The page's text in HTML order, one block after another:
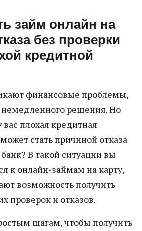
займ онлайн на
без проверки
кредитной
финансовые проблемы,
немедленного решения. Но
вас плохая кредитная
стать причиной отказа
В такой ситуации вы
к онлайн-займам на карту,
возможность получить
проверок и отказов.
шагам, чтобы получить